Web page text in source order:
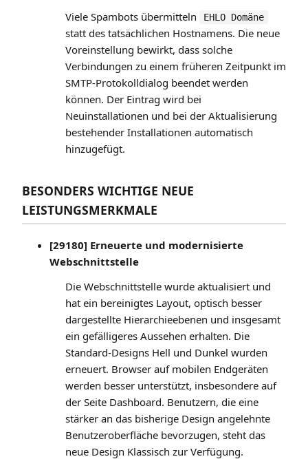
Viele Spambots übermitteln
EHLO Domäne
statt des tatsächlichen Hostnamens. Die neue
Voreinstellung bewirkt, dass solche
Verbindungen zu einem früheren Zeitpunkt im
SMTP-Protokolldialog beendet werden
können. Der Eintrag wird bei
Neuinstallationen und bei der Aktualisierung
bestehender Installationen automatisch
hinzugefügt.
BESONDERS WICHTIGE NEUE
LEISTUNGSMERKMALE
[29180] Erneuerte und modernisierte
Webschnittstelle
Die Webschnittstelle wurde aktualisiert und
hat ein bereinigtes Layout, optisch besser
dargestellte Hierarchieebenen und insgesamt
ein gefälligeres Aussehen erhalten. Die
Standard-Designs Hell und Dunkel wurden
erneuert. Browser auf mobilen Endgeräten
werden besser unterstützt, insbesondere auf
der Seite Dashboard. Benutzern, die eine
stärker an das bisherige Design angelehnte
Benutzeroberfläche bevorzugen, steht das
neue Design Klassisch zur Verfügung.